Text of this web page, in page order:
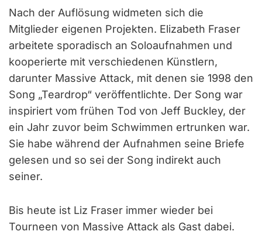
Nach der Auflösung widmeten sich die
Mitglieder eigenen Projekten. Elizabeth Fraser
arbeitete sporadisch an Soloaufnahmen und
kooperierte mit verschiedenen Künstlern,
darunter Massive Attack, mit denen sie 1998 den
Song „Teardrop“ veröffentlichte. Der Song war
inspiriert vom frühen Tod von Jeff Buckley, der
ein Jahr zuvor beim Schwimmen ertrunken war.
Sie habe während der Aufnahmen seine Briefe
gelesen und so sei der Song indirekt auch
seiner.
Bis heute ist Liz Fraser immer wieder bei
Tourneen von Massive Attack als Gast dabei.